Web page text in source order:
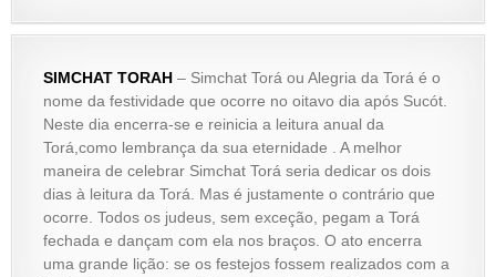
SIMCHAT TORAH – Simchat Torá ou Alegria da Torá é o
nome da festividade que ocorre no oitavo dia após Sucót.
Neste dia encerra-se e reinicia a leitura anual da
Torá,como lembrança da sua eternidade . A melhor
maneira de celebrar Simchat Torá seria dedicar os dois
dias à leitura da Torá. Mas é justamente o contrário que
ocorre. Todos os judeus, sem exceção, pegam a Torá
fechada e dançam com ela nos braços. O ato encerra
uma grande lição: se os festejos fossem realizados com a